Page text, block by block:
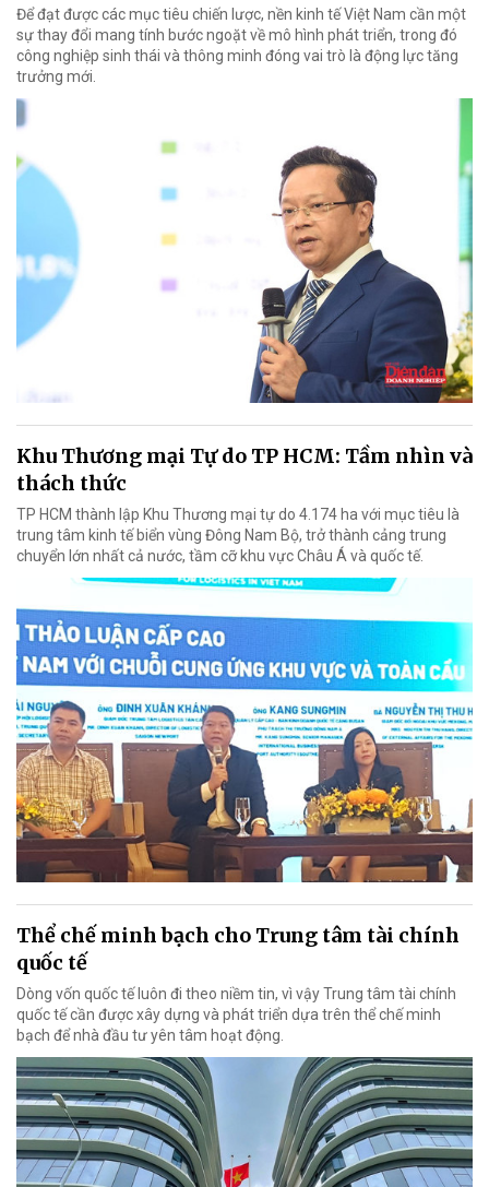
Để đạt được các mục tiêu chiến lược, nền kinh tế Việt Nam cần một
sự thay đổi mang tính bước ngoặt về mô hình phát triển, trong đó
công nghiệp sinh thái và thông minh đóng vai trò là động lực tăng
trưởng mới.
Khu Thương mại Tự do TP HCM: Tầm nhìn và
thách thức
TP HCM thành lập Khu Thương mại tự do 4.174 ha với mục tiêu là
trung tâm kinh tế biển vùng Đông Nam Bộ, trở thành cảng trung
chuyển lớn nhất cả nước, tầm cỡ khu vực Châu Á và quốc tế.
Thể chế minh bạch cho Trung tâm tài chính
quốc tế
Dòng vốn quốc tế luôn đi theo niềm tin, vì vậy Trung tâm tài chính
quốc tế cần được xây dựng và phát triển dựa trên thể chế minh
bạch để nhà đầu tư yên tâm hoạt động.